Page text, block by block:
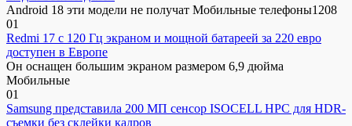
Android 18 эти модели не получат Мобильные телефоны1208
01
Redmi 17 с 120 Гц экраном и мощной батареей за 220 евро
доступен в Европе
Он оснащен большим экраном размером 6,9 дюйма
Мобильные
01
Samsung представила 200 МП сенсор ISOCELL HPC для HDR-
съемки без склейки кадров